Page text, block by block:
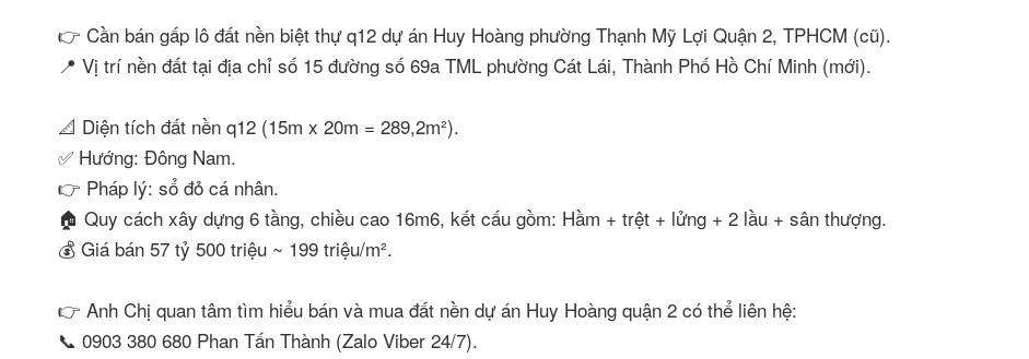
👉 Cần bán gấp lô đất nền biệt thự q12 dự án Huy Hoàng phường Thạnh Mỹ Lợi Quận 2, TPHCM (cũ).
📍 Vị trí nền đất tại địa chỉ số 15 đường số 69a TML phường Cát Lái, Thành Phố Hồ Chí Minh (mới).
📐 Diện tích đất nền q12 (15m x 20m = 289,2m²).
✅ Hướng: Đông Nam.
👉 Pháp lý: sổ đỏ cá nhân.
🏠 Quy cách xây dựng 6 tầng, chiều cao 16m6, kết cấu gồm: Hầm + trệt + lửng + 2 lầu + sân thượng.
💰 Giá bán 57 tỷ 500 triệu ~ 199 triệu/m².
👉 Anh Chị quan tâm tìm hiểu bán và mua đất nền dự án Huy Hoàng quận 2 có thể liên hệ:
📞 0903 380 680 Phan Tấn Thành (Zalo Viber 24/7).